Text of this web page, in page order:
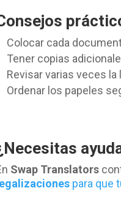
Colocar cada
Tener copias
Revisar varias veces
Ordenar los papeles
Swap Translators
legalizaciones para que